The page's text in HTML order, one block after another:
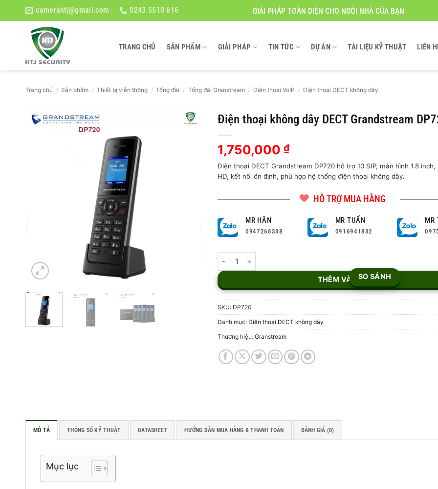
camerahtj@gmail.com 0243 5510 616 GIẢI PHÁP TOÀN DIỆN CHO NGÔI NHÀ CỦA BẠN
TRANG CHỦ SẢN PHẨM GIẢI PHÁP TIN TỨC DỰ ÁN TÀI LIỆU KỸ THUẬT LIÊN
Trang chủ / Sản phẩm / Thiết bị viễn thông / Tổng đài / Tổng đài Granstream / Điện thoại VoIP / Điện thoại DECT không dây
Điện thoại không dây DECT Grandstream
1,750,000₫
Điện thoại DECT Grandstream DP720 hỗ trợ 10 SIP, màn hình 1.8 inch,
HD, kết nối ổn định, phù hợp hệ thống điện thoại không dây.
HỖ TRỢ MUA HÀNG
MR HÂN
0947268338
MR TUẤN
0916941832
MR
Điện thoại không dây DECT Grandstream DP720 số lượng
THÊM VÀO GIỎSO SÁNH
SKU: DP720
Danh mục:Điện thoại DECT không dây
Thương hiệu:Granstream
MÔ TẢ THÔNG SỐ KỸ THUẬT DATASHEET HƯỚNG DẪN MUA HÀNG & THANH TOÁN ĐÁNH GIÁ (0)
Mục lục